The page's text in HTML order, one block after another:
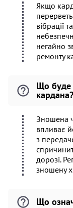
Якщо
вібрації
негайно
ремонту
Що буде
кардана?
Зношена
впливає
з
дорозі.
зношену
Що